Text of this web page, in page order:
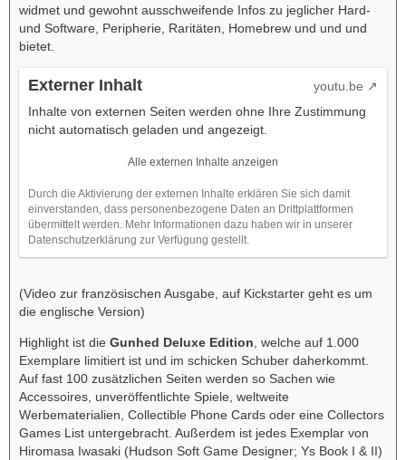
widmet und gewohnt ausschweifende Infos zu jeglicher Hard-
und Software, Peripherie, Raritäten, Homebrew und und und
bietet.
Externer Inhalt
youtu.be
Inhalte von externen Seiten werden ohne Ihre Zustimmung
nicht automatisch geladen und angezeigt.
Alle externen Inhalte anzeigen
Durch die Aktivierung der externen Inhalte erklären Sie sich damit
einverstanden, dass personenbezogene Daten an Drittplattformen
übermittelt werden. Mehr Informationen dazu haben wir in unserer
Datenschutzerklärung zur Verfügung gestellt.
(Video zur französischen Ausgabe, auf Kickstarter geht es um
die englische Version)
Highlight ist die Gunhed Deluxe Edition , welche auf 1.000
Exemplare limitiert ist und im schicken Schuber daherkommt.
Auf fast 100 zusätzlichen Seiten werden so Sachen wie
Accessoires, unveröffentlichte Spiele, weltweite
Werbematerialien, Collectible Phone Cards oder eine Collectors
Games List untergebracht. Außerdem ist jedes Exemplar von
Hiromasa Iwasaki (Hudson Soft Game Designer; Ys Book I & II)